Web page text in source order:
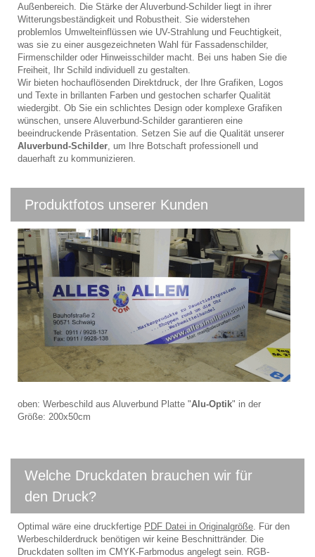
Außenbereich. Die Stärke der Aluverbund-Schilder liegt in ihrer
Witterungsbeständigkeit und Robustheit. Sie widerstehen
problemlos Umwelteinflüssen wie UV-Strahlung und Feuchtigkeit,
was sie zu einer ausgezeichneten Wahl für Fassadenschilder,
Firmenschilder oder Hinweisschilder macht. Bei uns haben Sie die
Freiheit, Ihr Schild individuell zu gestalten.
Wir bieten hochauflösenden Direktdruck, der Ihre Grafiken, Logos
und Texte in brillanten Farben und gestochen scharfer Qualität
wiedergibt. Ob Sie ein schlichtes Design oder komplexe Grafiken
wünschen, unsere Aluverbund-Schilder garantieren eine
beeindruckende Präsentation. Setzen Sie auf die Qualität unserer
Aluverbund-Schilder , um Ihre Botschaft professionell und
dauerhaft zu kommunizieren.
Produktfotos unserer Kunden
oben: Werbeschild aus Aluverbund Platte "Alu-Optik" in der
Größe: 200x50cm
Welche Druckdaten brauchen wir für
den Druck?
Optimal wäre eine druckfertige PDF Datei in Originalgröße. Für den
Werbeschilderdruck benötigen wir keine Beschnittränder. Die
Druckdaten sollten im CMYK-Farbmodus angelegt sein. RGB-